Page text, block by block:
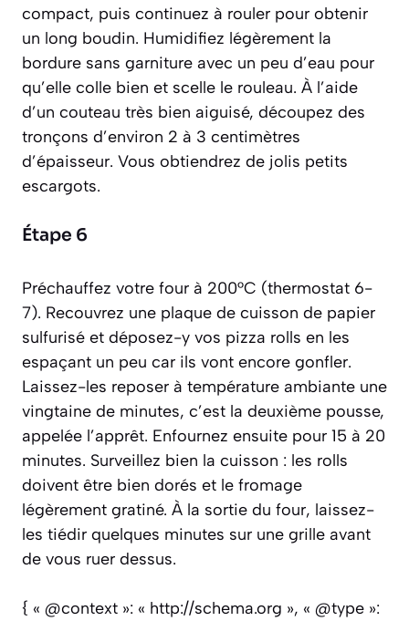
compact, puis continuez à rouler pour obtenir
un long boudin. Humidifiez légèrement la
bordure sans garniture avec un peu d’eau pour
qu’elle colle bien et scelle le rouleau. À l’aide
d’un couteau très bien aiguisé, découpez des
tronçons d’environ 2 à 3 centimètres
d’épaisseur. Vous obtiendrez de jolis petits
escargots.
Étape 6
Préchauffez votre four à 200°C (thermostat 6-
7). Recouvrez une plaque de cuisson de papier
sulfurisé et déposez-y vos pizza rolls en les
espaçant un peu car ils vont encore gonfler.
Laissez-les reposer à température ambiante une
vingtaine de minutes, c’est la deuxième pousse,
appelée l’apprêt. Enfournez ensuite pour 15 à 20
minutes. Surveillez bien la cuisson : les rolls
doivent être bien dorés et le fromage
légèrement gratiné. À la sortie du four, laissez-
les tiédir quelques minutes sur une grille avant
de vous ruer dessus.
{ « @context »: « http://schema.org », « @type »: